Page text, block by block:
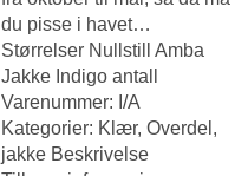
du pisse i havet…
Størrelser Nullstill Amba
Jakke Indigo antall
Varenummer: I/A
Kategorier: Klær, Overdel,
jakke Beskrivelse